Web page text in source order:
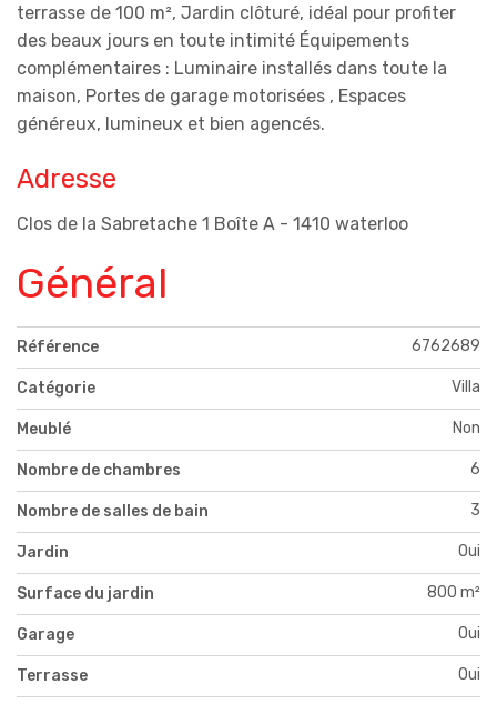
terrasse de 100 m², Jardin clôturé, idéal pour profiter
des beaux jours en toute intimité Équipements
complémentaires : Luminaire installés dans toute la
maison, Portes de garage motorisées , Espaces
généreux, lumineux et bien agencés.
Adresse
Clos de la Sabretache 1 Boîte A - 1410 waterloo
Général
Référence 6762689
Catégorie Villa
Meublé Non
Nombre de chambres 6
Nombre de salles de bain 3
Jardin Oui
Surface du jardin 800 m²
Garage Oui
Terrasse Oui